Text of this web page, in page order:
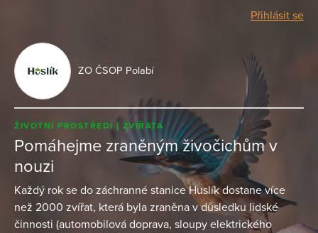
Přihlásit se
ZO ČSOP Polabí
ŽIVOTNÍ PROSTŘEDÍ ZVÍŘATA
Pomáhejme zraněným živočichům v
nouzi
Každý rok se do záchranné stanice Huslík dostane více
než 2000 zvířat, která byla zraněna v důsledku lidské
činnosti (automobilová doprava, sloupy elektrického